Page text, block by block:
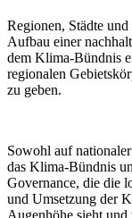
Regionen, Städte
Aufbau einer
dem Klima-Bündnis
regionalen
zu geben.
Sowohl auf
das Klima-Bündnis
Governance, die die
und Umsetzung der
Augenhöhe sieht